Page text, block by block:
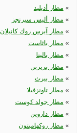
مطار أديليد «
مطار أليس سبرنجز «
مطار آيرس روك كانيلان «
مطار باثاست «
مطار بالينا «
مطار بريزبن «
مطار بيرث «
مطار تاونزفيلا «
مطار جولد كوست «
مطار داروين «
مطار روكهامبتون «